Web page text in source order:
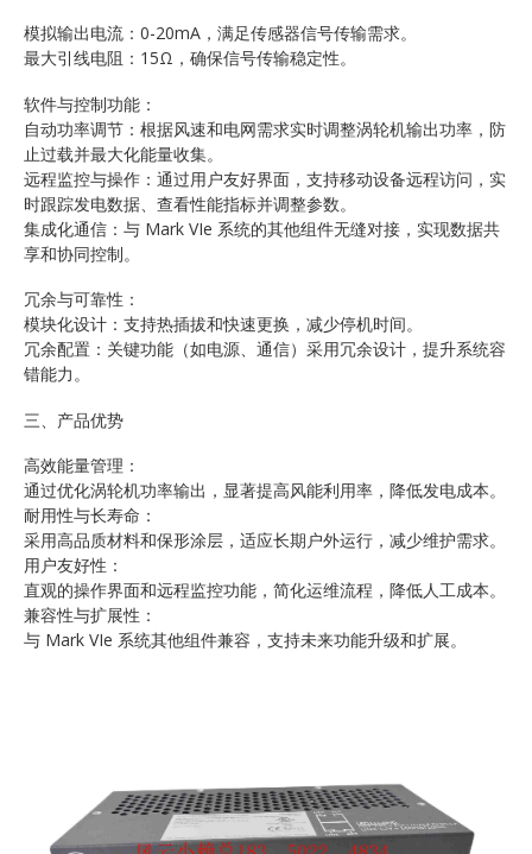
模拟输出电流：0-20mA，满足传感器信号传输需求。
最大引线电阻：15Ω，确保信号传输稳定性。
软件与控制功能：
自动功率调节：根据风速和电网需求实时调整涡轮机输出功率，防
止过载并最大化能量收集。
远程监控与操作：通过用户友好界面，支持移动设备远程访问，实
时跟踪发电数据、查看性能指标并调整参数。
集成化通信：与 Mark VIe 系统的其他组件无缝对接，实现数据共
享和协同控制。
冗余与可靠性：
模块化设计：支持热插拔和快速更换，减少停机时间。
冗余配置：关键功能（如电源、通信）采用冗余设计，提升系统容
错能力。
三、产品优势
高效能量管理：
通过优化涡轮机功率输出，显著提高风能利用率，降低发电成本。
耐用性与长寿命：
采用高品质材料和保形涂层，适应长期户外运行，减少维护需求。
用户友好性：
直观的操作界面和远程监控功能，简化运维流程，降低人工成本。
兼容性与扩展性：
与 Mark VIe 系统其他组件兼容，支持未来功能升级和扩展。